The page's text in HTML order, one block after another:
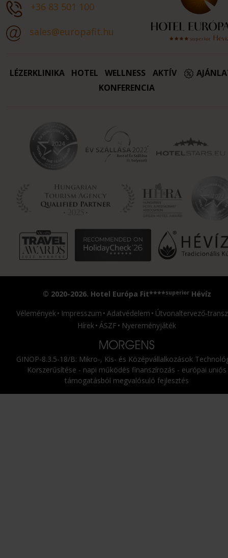
+36 83 501 100
sales@europafit.hu
LÉZERKLINIKA HOTEL WELLNESS AKTÍV
KONFERENCIA
© 2020-2026. Hotel Európa Fit****superior Hévíz
Vélemények
Impresszum Adatvédelem
Útvonaltervező-
Hírek ÁSZF Nyereményjáték
GINOP-8.3.5-18/B: Mikro-, Kis- és Középvállalkozások
Korszerűsítése - napi működés finanszírozás - európai uniós
támogatásból megvalósuló fejlesztés